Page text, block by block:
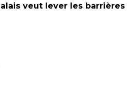
veut lever les barrières